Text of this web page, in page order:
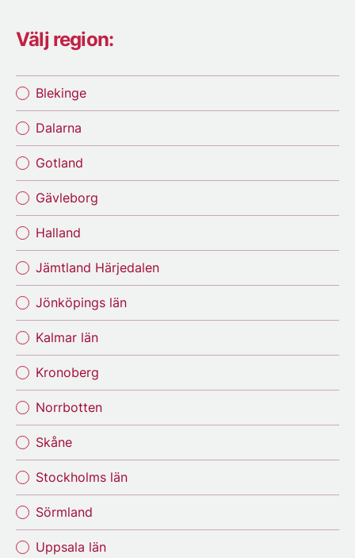
Välj region:
Blekinge
Dalarna
Gotland
Gävleborg
Halland
Jämtland Härjedalen
Jönköpings län
Kalmar län
Kronoberg
Norrbotten
Skåne
Stockholms län
Sörmland
Uppsala län